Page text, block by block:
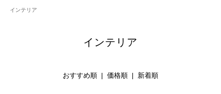
インテリア
インテリア
おすすめ順 | 価格順 | 新着順